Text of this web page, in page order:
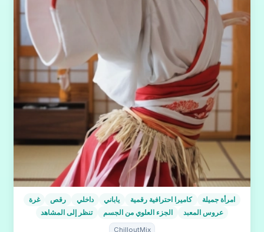
غرة رقص داخلي ياباني كاميرا احترافية رقمية
امرأة جميلة
تنظر إلى المشاهد
الجزء العلوي من الجسم عروس المعبد
ChilloutMix